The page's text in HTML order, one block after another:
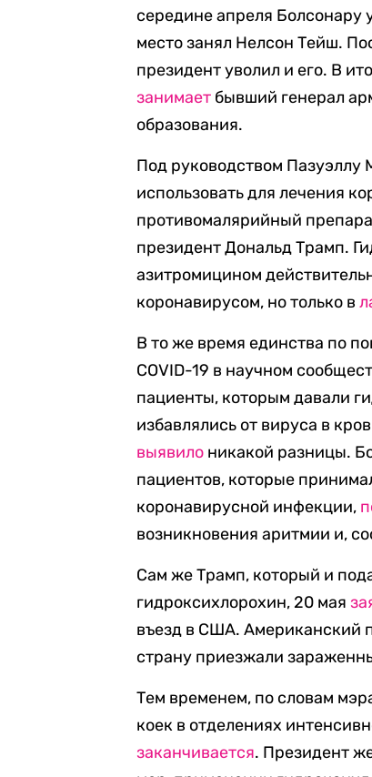
середине апреля Болсонару
место занял Нелсон Тейш.
президент уволил и его. В
занимает бывший генерал
образования.
Под руководством Пазуэллу
использовать для лечения
противомалярийный
президент Дональд Трамп.
азитромицином
коронавирусом, но только в
В то же время единства по
COVID-19 в научном
пациенты, которым давали
избавлялись от вируса в
выявило никакой разницы.
пациентов, которые
коронавирусной инфекции,
возникновения аритмии и,
Сам же Трамп, который и
гидроксихлорохин, 20 мая
въезд в США. Американский
страну приезжали
Тем временем, по словам
коек в отделениях
заканчивается. Президент